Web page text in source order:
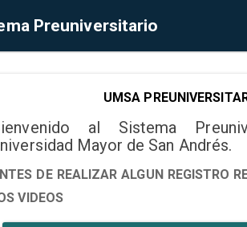
Preuniversitario
UMSA
al Sistema
Mayor de San Andrés.
DE REALIZAR ALGUN REGISTRO
VIDEOS